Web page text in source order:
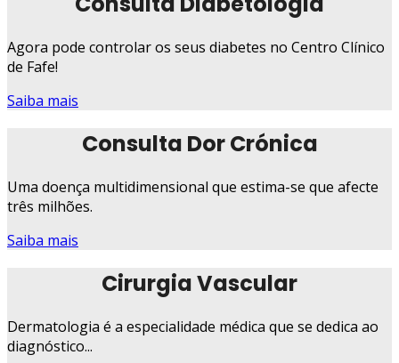
Agora pode controlar os seus diabetes no Centro Clínico
de Fafe!
Saiba mais
Consulta Dor Crónica
Uma doença multidimensional que estima-se que afecte
três milhões.
Saiba mais
Cirurgia Vascular
Dermatologia é a especialidade médica que se dedica ao
diagnóstico...